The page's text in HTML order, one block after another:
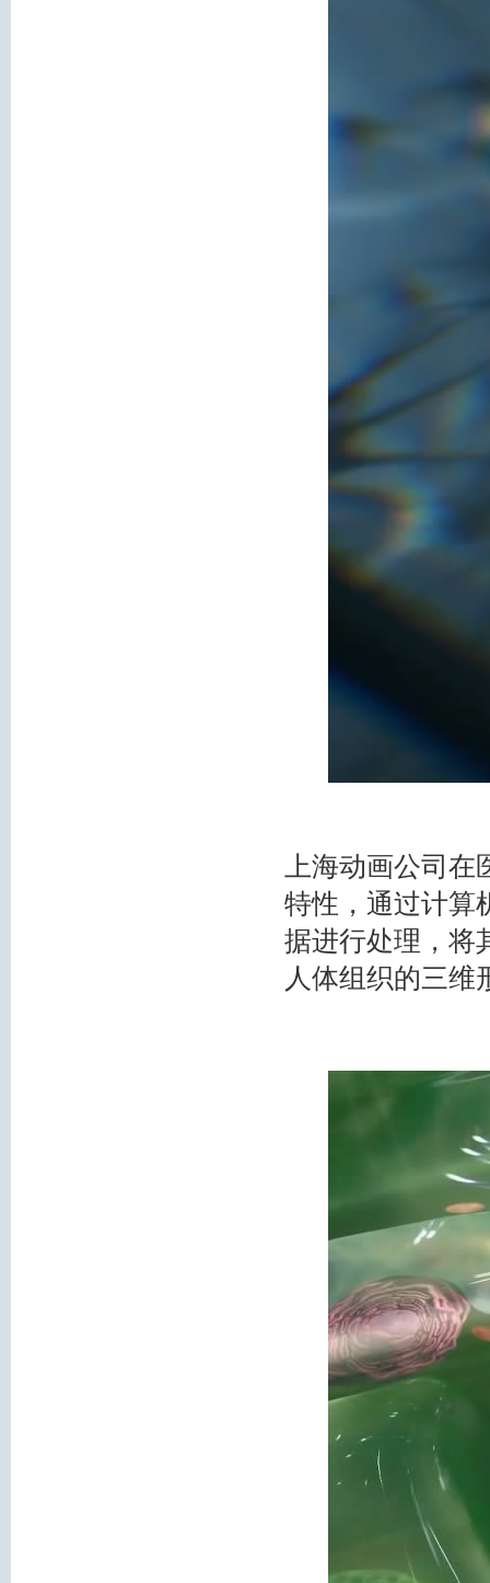
上海动画公司
特性，通过计算
据进行处理，将
人体组织的三维